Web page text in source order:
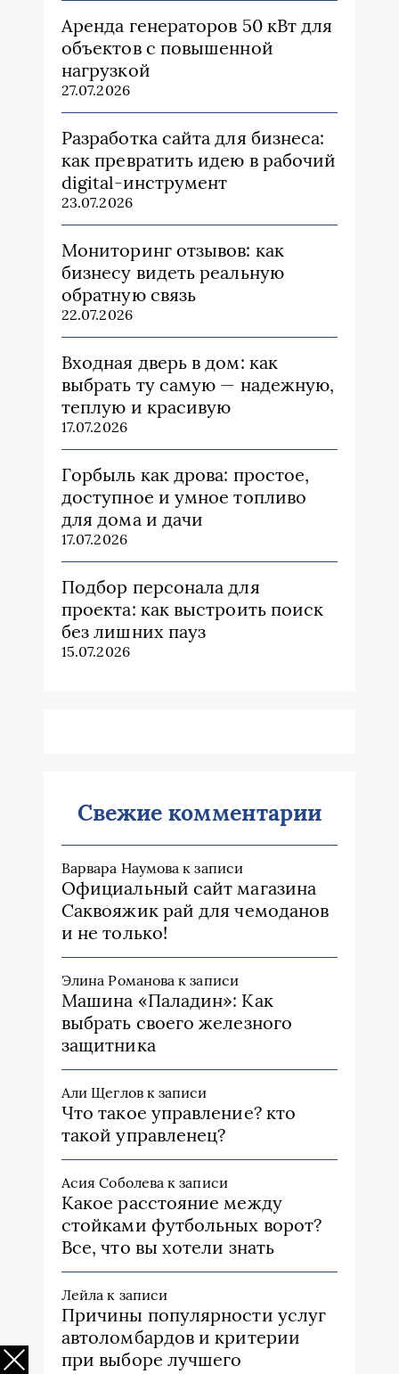
Аренда генераторов 50 кВт для
объектов с повышенной
нагрузкой
27.07.2026
Разработка сайта для бизнеса:
как превратить идею в рабочий
digital-инструмент
23.07.2026
Мониторинг отзывов: как
бизнесу видеть реальную
обратную связь
22.07.2026
Входная дверь в дом: как
выбрать ту самую — надежную,
теплую и красивую
17.07.2026
Горбыль как дрова: простое,
доступное и умное топливо
для дома и дачи
17.07.2026
Подбор персонала для
проекта: как выстроить поиск
без лишних пауз
15.07.2026
Свежие комментарии
Варвара Наумова к записи
Официальный сайт магазина
Саквояжик рай для чемоданов
и не только!
Элина Романова к записи
Машина «Паладин»: Как
выбрать своего железного
защитника
Али Щегловк записи
Что такое управление? кто
такой управленец?
Асия Соболева к записи
Какое расстояние между
стойками футбольных ворот?
Все, что вы хотели знать
Лейла к записи
Причины популярности услуг
автоломбардов и критерии
при выборе лучшего